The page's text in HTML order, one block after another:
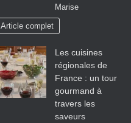
Marise
Article complet
Les cuisines
régionales de
France : un tour
gourmand à
travers les
saveurs